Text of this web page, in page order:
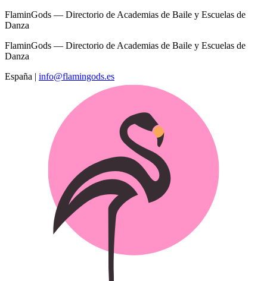
FlaminGods — Directorio de Academias de Baile y Escuelas de
Danza
FlaminGods — Directorio de Academias de Baile y Escuelas de
Danza
España | info@flamingods.es